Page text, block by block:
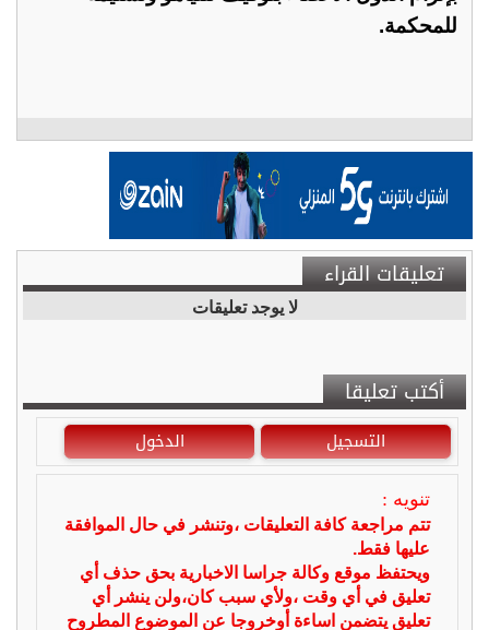
للمحكمة.
تعليقات القراء
لا يوجد تعليقات
أكتب تعليقا
التسجيل الدخول
تنويه :
تتم مراجعة كافة التعليقات ،وتنشر في حال الموافقة
عليها فقط.
ويحتفظ موقع وكالة جراسا الاخبارية بحق حذف أي
تعليق في أي وقت ،ولأي سبب كان،ولن ينشر أي
تعليق يتضمن اساءة أوخروجا عن الموضوع المطروح